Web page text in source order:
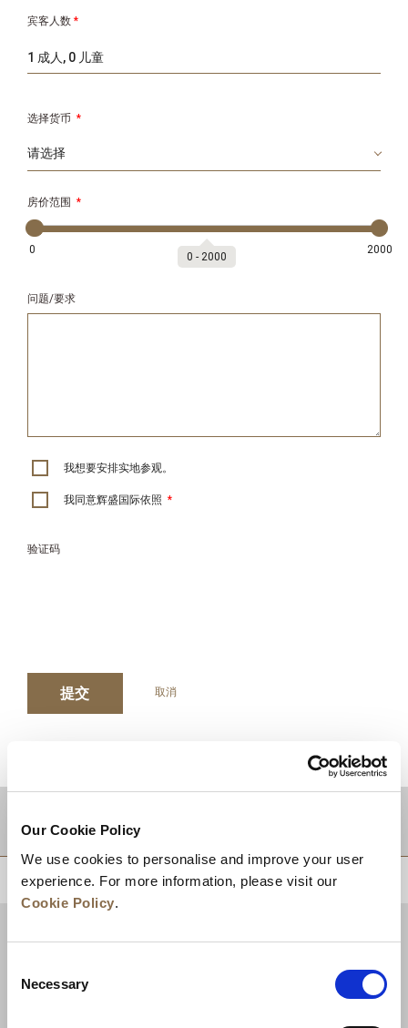
Our Cookie Policy
We use cookies to personalise and improve your user
experience. For more information, please visit our
Cookie Policy.
Selection
Necessary
宾客人数 *
1 成人, 0 儿童
选择货币 *
房价范围 *
0 2000
0 ‐ 2000
问题/要求
我想要安排实地参观。
我同意辉盛国际依照 *
验证码
提交 取消
目的地